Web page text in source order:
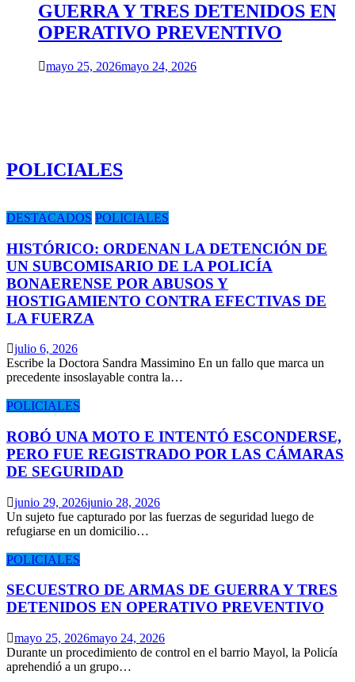
GUERRA Y TRES DETENIDOS EN
OPERATIVO PREVENTIVO
mayo 25, 2026mayo 24, 2026
POLICIALES
DESTACADOS POLICIALES
HISTÓRICO: ORDENAN LA DETENCIÓN DE
UN SUBCOMISARIO DE LA POLICÍA
BONAERENSE POR ABUSOS Y
HOSTIGAMIENTO CONTRA EFECTIVAS DE
LA FUERZA
julio 6, 2026
Escribe la Doctora Sandra Massimino En un fallo que marca un
precedente insoslayable contra la…
POLICIALES
ROBÓ UNA MOTO E INTENTÓ ESCONDERSE,
PERO FUE REGISTRADO POR LAS CÁMARAS
DE SEGURIDAD
junio 29, 2026junio 28, 2026
Un sujeto fue capturado por las fuerzas de seguridad luego de
refugiarse en un domicilio…
POLICIALES
SECUESTRO DE ARMAS DE GUERRA Y TRES
DETENIDOS EN OPERATIVO PREVENTIVO
mayo 25, 2026mayo 24, 2026
Durante un procedimiento de control en el barrio Mayol, la Policía
aprehendió a un grupo…